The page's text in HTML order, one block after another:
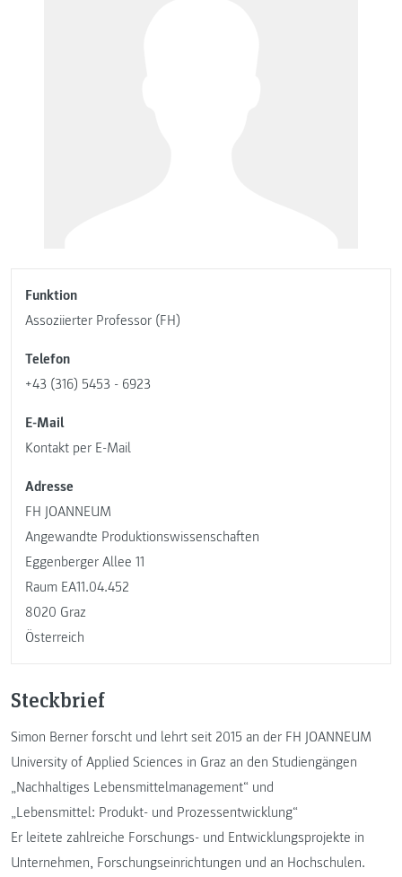
Funktion
Assoziierter Professor (FH)
Telefon
+43 (316) 5453 - 6923
E-Mail
Kontakt per E-Mail
Adresse
FH JOANNEUM
Angewandte Produktionswissenschaften
Eggenberger Allee 11
Raum EA11.04.452
8020 Graz
Österreich
Steckbrief
Simon Berner forscht und lehrt seit 2015 an der FH JOANNEUM
University of Applied Sciences in Graz an den Studiengängen
„Nachhaltiges Lebensmittelmanagement“ und
„Lebensmittel: Produkt- und Prozessentwicklung“
Er leitete zahlreiche Forschungs- und Entwicklungsprojekte in
Unternehmen, Forschungseinrichtungen und an Hochschulen.